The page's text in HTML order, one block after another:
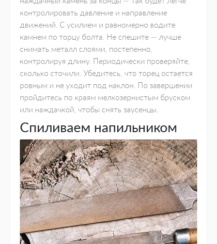
контролировать давление и направление
движений. С усилием и равномерно водите
камнем по торцу болта. Не спешите — лучше
снимать металл слоями, постепенно,
контролируя длину. Периодически проверяйте,
сколько сточили. Убедитесь, что торец остается
ровным и не уходит под наклон. По завершении
пройдитесь по краям мелкозернистым бруском
или наждачкой, чтобы снять заусенцы.
Спиливаем напильником